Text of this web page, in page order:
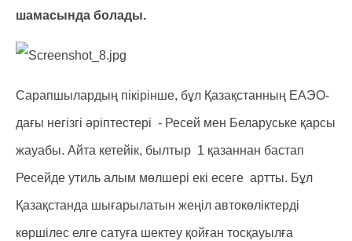
шамасында болады.
Сарапшылардың пікірінше, бұл Қазақстанның ЕАЭО-
дағы негізгі әріптестері - Ресей мен Беларуське қарсы
жауабы. Айта кетейік, былтыр 1 қазаннан бастап
Ресейде утиль алым мөлшері екі есеге артты. Бұл
Қазақстанда шығарылатын жеңіл автокөліктерді
көршілес елге сатуға шектеу қойған тосқауылға